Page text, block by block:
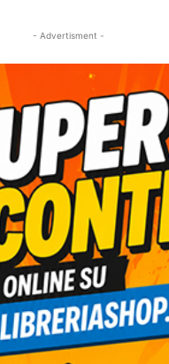
- Advertisment -